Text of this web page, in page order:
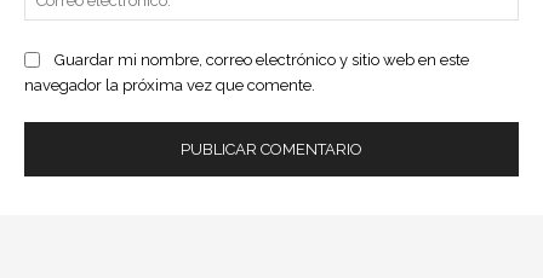
Guardar mi nombre, correo electrónico y sitio web en este
navegador la próxima vez que comente.